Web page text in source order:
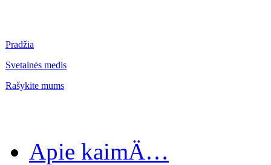
Pradžia
Svetainės medis
Rašykite mums
Apie kaimÄ…